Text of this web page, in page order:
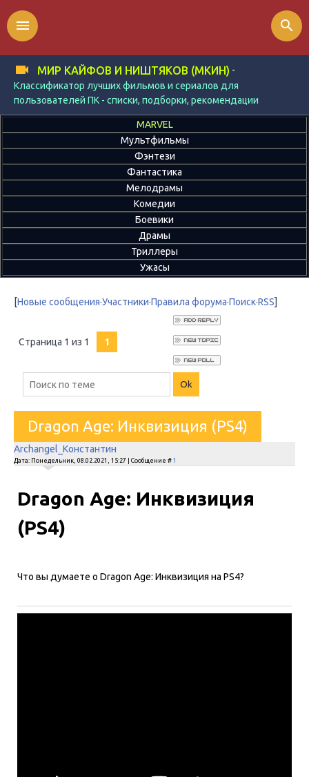
МИР КАЙФОВ И НИШТЯКОВ (МКИН) -
Классификатор лучших фильмов и сериалов для
пользователей ПК - списки, подборки, рекомендации
menu search
MARVEL
Мультфильмы
Фэнтези
Фантастика
Мелодрамы
Комедии
Боевики
Драмы
Триллеры
Ужасы
[Новые сообщения·Участники·Правила форума·Поиск·RSS]
Страница 1 из 1 1
Dragon Age: Инквизиция (PS4)
Archangel_Константин
Дата: Понедельник, 08.02.2021, 15:27 | Сообщение # 1
Dragon Age: Инквизиция
(PS4)
Что вы думаете о Dragon Age: Инквизиция на PS4?